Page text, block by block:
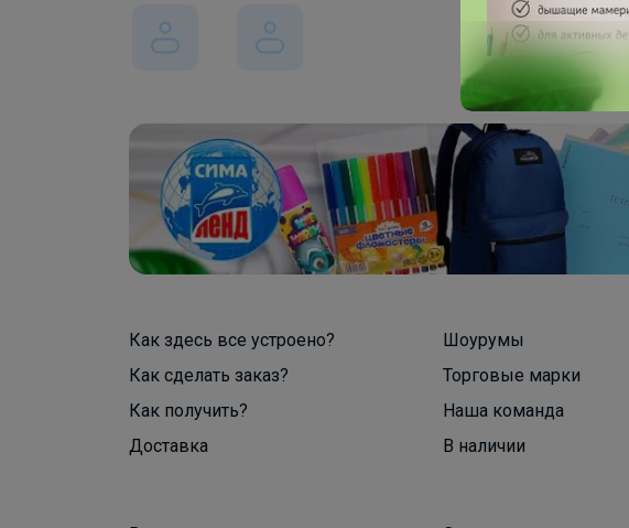
Как здесь все устроено?
Как сделать заказ?
Как получить?
Доставка
Шоурумы
Торговые марки
Наша команда
В наличии